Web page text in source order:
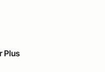
Plus